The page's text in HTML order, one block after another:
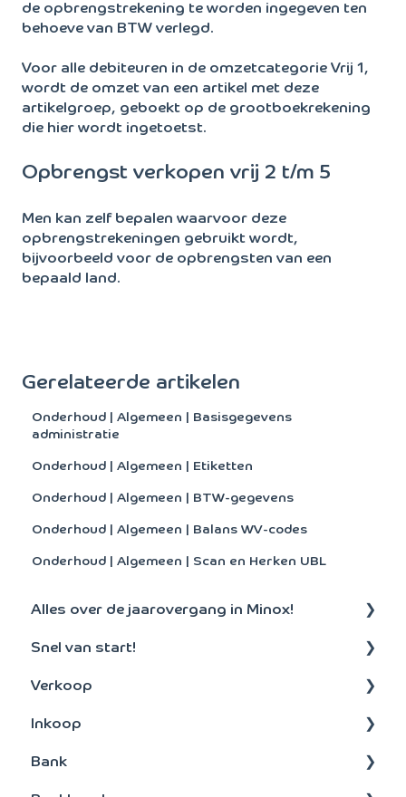
de opbrengstrekening te worden ingegeven ten
behoeve van BTW verlegd.
Voor alle debiteuren in de omzetcategorie Vrij 1,
wordt de omzet van een artikel met deze
artikelgroep, geboekt op de grootboekrekening
die hier wordt ingetoetst.
Opbrengst verkopen vrij 2 t/m 5
Men kan zelf bepalen waarvoor deze
opbrengstrekeningen gebruikt wordt,
bijvoorbeeld voor de opbrengsten van een
bepaald land.
Gerelateerde artikelen
Onderhoud | Algemeen | Basisgegevens
administratie
Onderhoud | Algemeen | Etiketten
Onderhoud | Algemeen | BTW-gegevens
Onderhoud | Algemeen | Balans WV-codes
Onderhoud | Algemeen | Scan en Herken UBL
Alles over de jaarovergang in Minox!
Aanmaken nieuw boekjaar
Snel van start!
Algemeen
Verkoop
Debiteuren
Offertes en facturen
Inkoop
Betalen
Bank